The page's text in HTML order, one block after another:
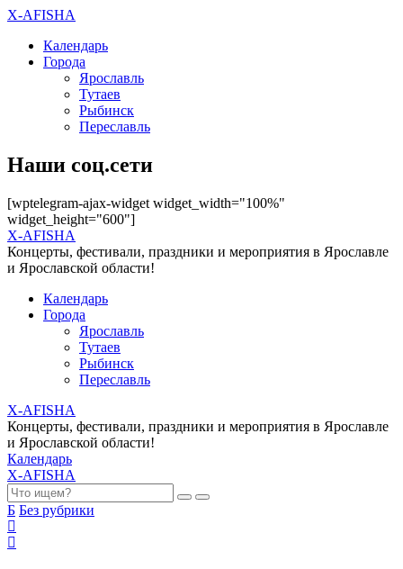
X-AFISHA
Календарь
Города
Ярославль
Тутаев
Рыбинск
Переславль
Наши соц.сети
[wptelegram-ajax-widget widget_width="100%"
widget_height="600"]
X-AFISHA
Концерты, фестивали, праздники и мероприятия в Ярославле
и Ярославской области!
Календарь
Города
Ярославль
Тутаев
Рыбинск
Переславль
X-AFISHA
Концерты, фестивали, праздники и мероприятия в Ярославле
и Ярославской области!
Календарь
X-AFISHA
Б Без рубрики